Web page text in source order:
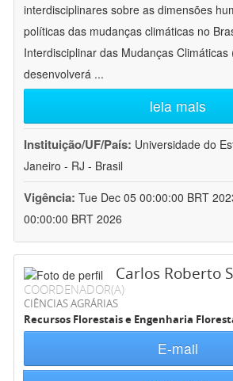
interdisciplinares sobre as dimensões
políticas das mudanças climáticas no
Interdisciplinar das Mudanças Climáticas
desenvolverá ...
leia mais
Instituição/UF/País: Universidade do
Janeiro - RJ - Brasil
Vigência: Tue Dec 05 00:00:00 BRT
00:00:00 BRT 2026
Carlos Roberto
COORDENADOR(A)
CIÊNCIAS AGRÁRIAS
Recursos Florestais e Engenharia
E-mail